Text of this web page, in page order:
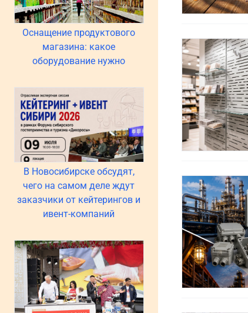
Оснащение продуктового
магазина: какое
оборудование нужно
В Новосибирске обсудят,
чего на самом деле ждут
заказчики от кейтерингов и
ивент-компаний